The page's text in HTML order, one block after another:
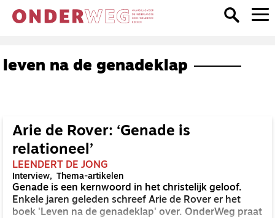
leven na de genadeklap
Arie de Rover: ‘Genade is
relationeel’
LEENDERT DE JONG
Interview Thema-artikelen
Genade is een kernwoord in het christelijk geloof.
Enkele jaren geleden schreef Arie de Rover er het
boek 'Leven na de genadeklap' over. OnderWeg praat